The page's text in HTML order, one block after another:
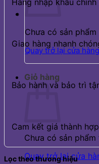
Chưa có sản
Quay trở lại cửa hàng
Giỏ hàng
Chưa có sản
Quay trở lại cửa
Hàng nhập khẩu
Giao hàng nhanh
Bảo hành và bảo trì
Cam kết giá thành
Lọc theo thương hiệu